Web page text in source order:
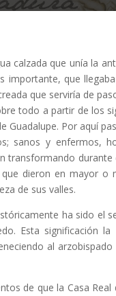
calzada que unía la
importante, que
que serviría de
todo a partir de los
Guadalupe. Por aquí
sanos y enfermos,
transformando
dieron en mayor
de sus valles.
ha sido el
Esta significación
al
de que la Casa